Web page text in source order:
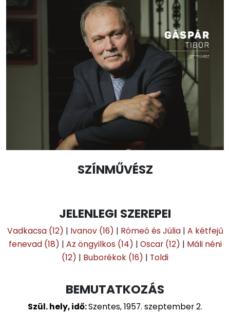
SZÍNMŰVÉSZ
JELENLEGI SZEREPEI
Vadkacsa (12) | Ivanov (16) | Rómeó és Júlia| A kétfejű
fenevad (18) | Az öngyilkos (14) | Oscar (12) | Máli néni
(12) | Buborékok (16) | Toldi
BEMUTATKOZÁS
Szül. hely, idő:Szentes, 1957. szeptember 2.